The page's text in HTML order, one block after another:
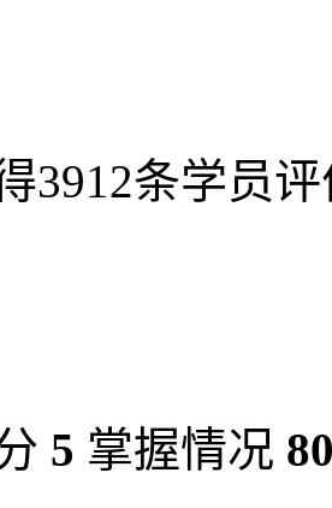
3912条学员
5 掌握情况